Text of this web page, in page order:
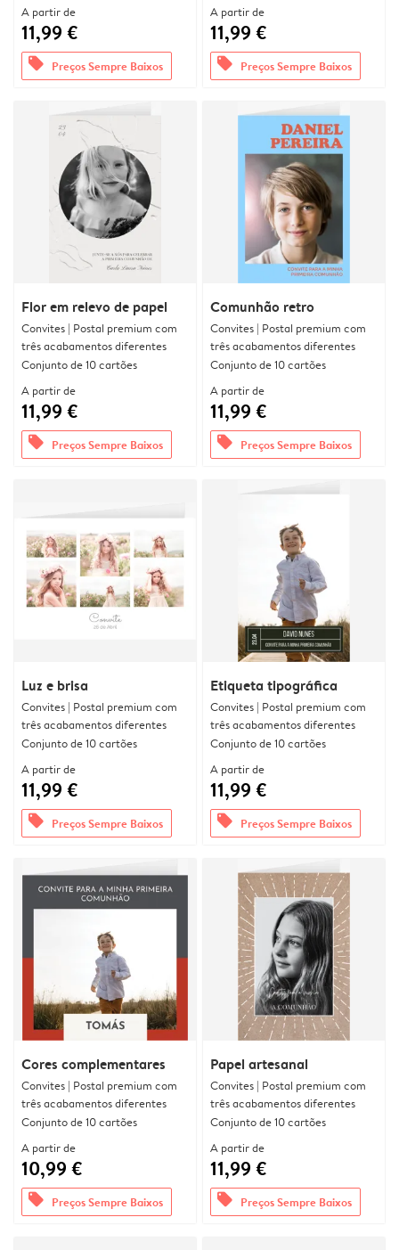
A partir de
11,99 €
offers Preços Sempre Baixos
A partir de
11,99 €
offers Preços Sempre Baixos
Flor em relevo de papel
Convites | Postal premium com
três acabamentos diferentes
Conjunto de 10 cartões
A partir de
11,99 €
offers Preços Sempre Baixos
Comunhão retro
Convites | Postal premium com
três acabamentos diferentes
Conjunto de 10 cartões
A partir de
11,99 €
offers Preços Sempre Baixos
Luz e brisa
Convites | Postal premium com
três acabamentos diferentes
Conjunto de 10 cartões
A partir de
11,99 €
offers Preços Sempre Baixos
Etiqueta tipográfica
Convites | Postal premium com
três acabamentos diferentes
Conjunto de 10 cartões
A partir de
11,99 €
offers Preços Sempre Baixos
Cores complementares
Convites | Postal premium com
três acabamentos diferentes
Conjunto de 10 cartões
A partir de
10,99 €
offers Preços Sempre Baixos
Papel artesanal
Convites | Postal premium com
três acabamentos diferentes
Conjunto de 10 cartões
A partir de
11,99 €
offers Preços Sempre Baixos